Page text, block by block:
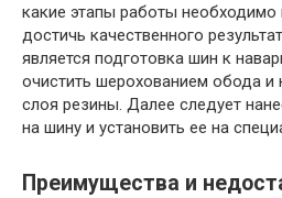
какие этапы работы
достичь качественного
является подготовка шин к
очистить шерохованием обода и
слоя резины. Далее следует
на шину и установить ее на
Преимущества и